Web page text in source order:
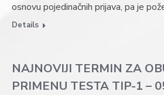
osnovu pojedinačnih prijava, pa je
Details
NAJNOVIJI TERMIN ZA
PRIMENU TESTA TIP-1 –